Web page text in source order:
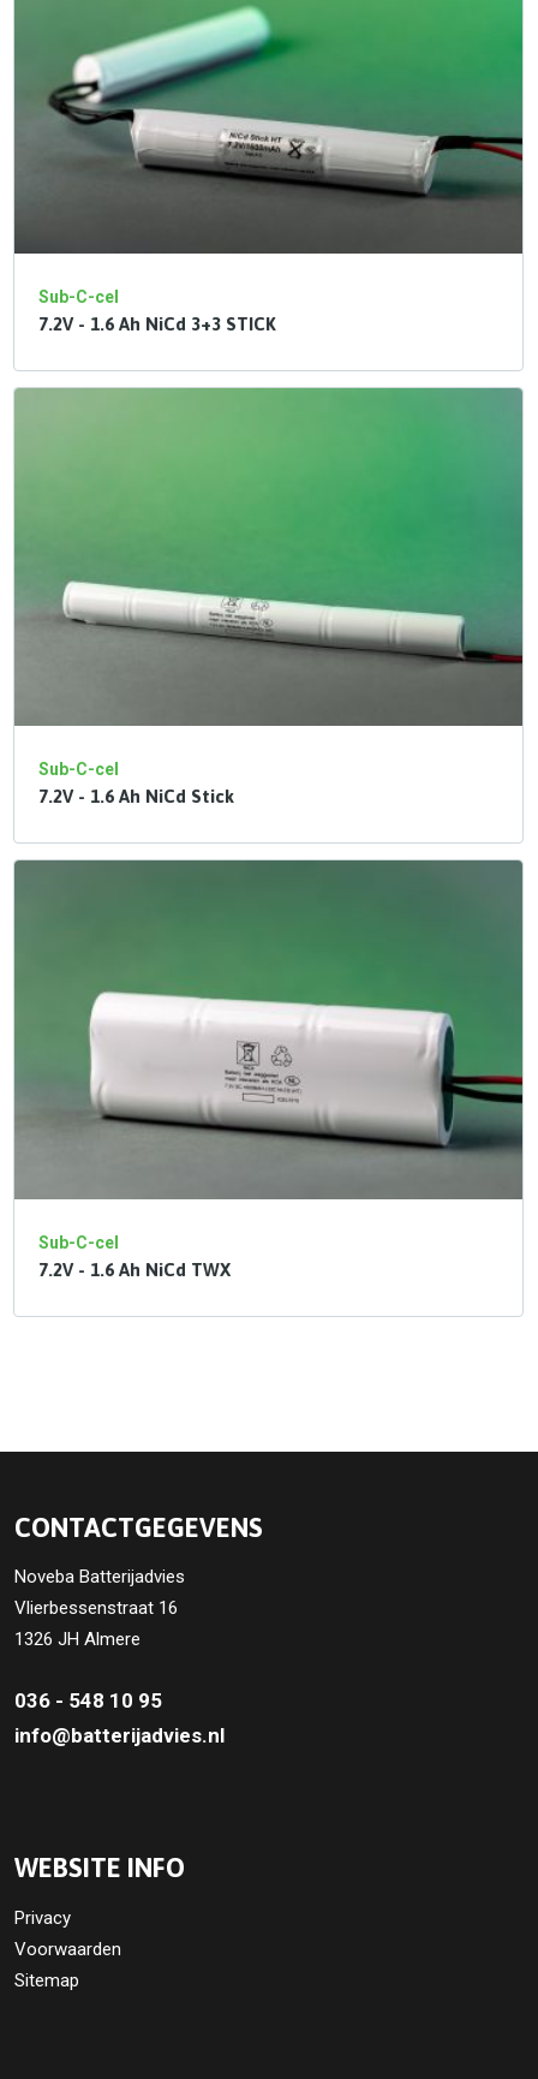
Sub-C-cel
7.2V - 1.6 Ah NiCd 3+3 STICK
Sub-C-cel
7.2V - 1.6 Ah NiCd Stick
Sub-C-cel
7.2V - 1.6 Ah NiCd TWX
CONTACTGEGEVENS
Noveba Batterijadvies
Vlierbessenstraat 16
1326 JH Almere
036 - 548 10 95
info@batterijadvies.nl
WEBSITE INFO
Privacy
Voorwaarden
Sitemap